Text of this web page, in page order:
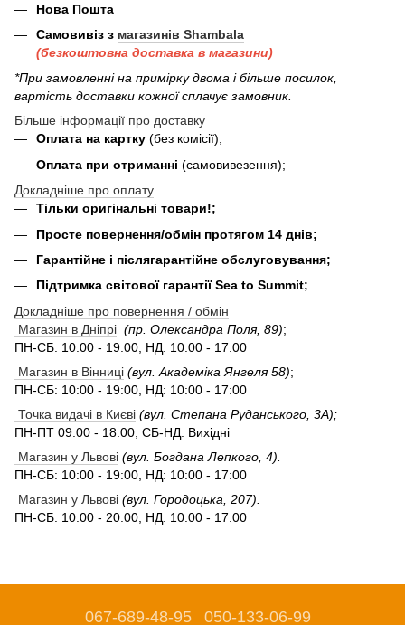
Нова Пошта
Самовивіз з магазинів Shambala
(безкоштовна доставка в магазини)
*При замовленні на примірку двома і більше посилок,
вартість доставки кожної сплачує замовник.
Більше інформації про доставку
Оплата на картку (без комісії);
Оплата при отриманні (самовивезення);
Докладніше про оплату
Тільки оригінальні товари!;
Просте повернення/обмін протягом 14 днів;
Гарантійне і післягарантійне обслуговування;
Підтримка світової гарантії Sea to Summit;
Докладніше про повернення / обмін
Магазин в Дніпрі (пр. Олександра Поля, 89);
ПН-СБ: 10:00 - 19:00, НД: 10:00 - 17:00
Магазин в Вінниці (вул. Академіка Янгеля 58);
ПН-СБ: 10:00 - 19:00, НД: 10:00 - 17:00
Точка видачі в Києві (вул. Степана Руданського, 3А);
ПН-ПТ 09:00 - 18:00, СБ-НД: Вихідні
Магазин у Львові (вул. Богдана Лепкого, 4).
ПН-СБ: 10:00 - 19:00, НД: 10:00 - 17:00
Магазин у Львові (вул. Городоцька, 207).
ПН-СБ: 10:00 - 20:00, НД: 10:00 - 17:00
067-689-48-95 050-133-06-99